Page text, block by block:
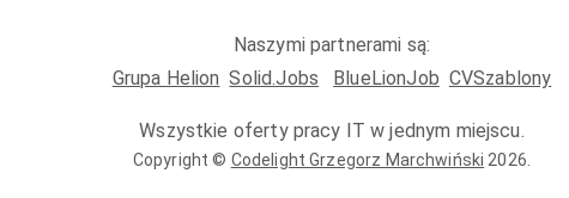
Naszymi partnerami są:
Grupa Helion Solid.Jobs BlueLionJob CVSzablony
Wszystkie oferty pracy IT w jednym miejscu.
Copyright © Codelight Grzegorz Marchwiński 2026.